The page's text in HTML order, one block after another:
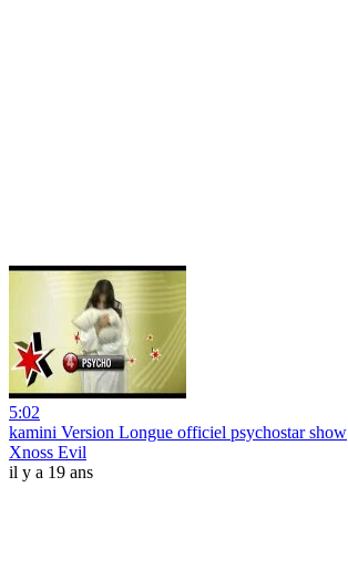
5:02
kamini Version Longue officiel psychostar show
Xnoss Evil
il y a 19 ans